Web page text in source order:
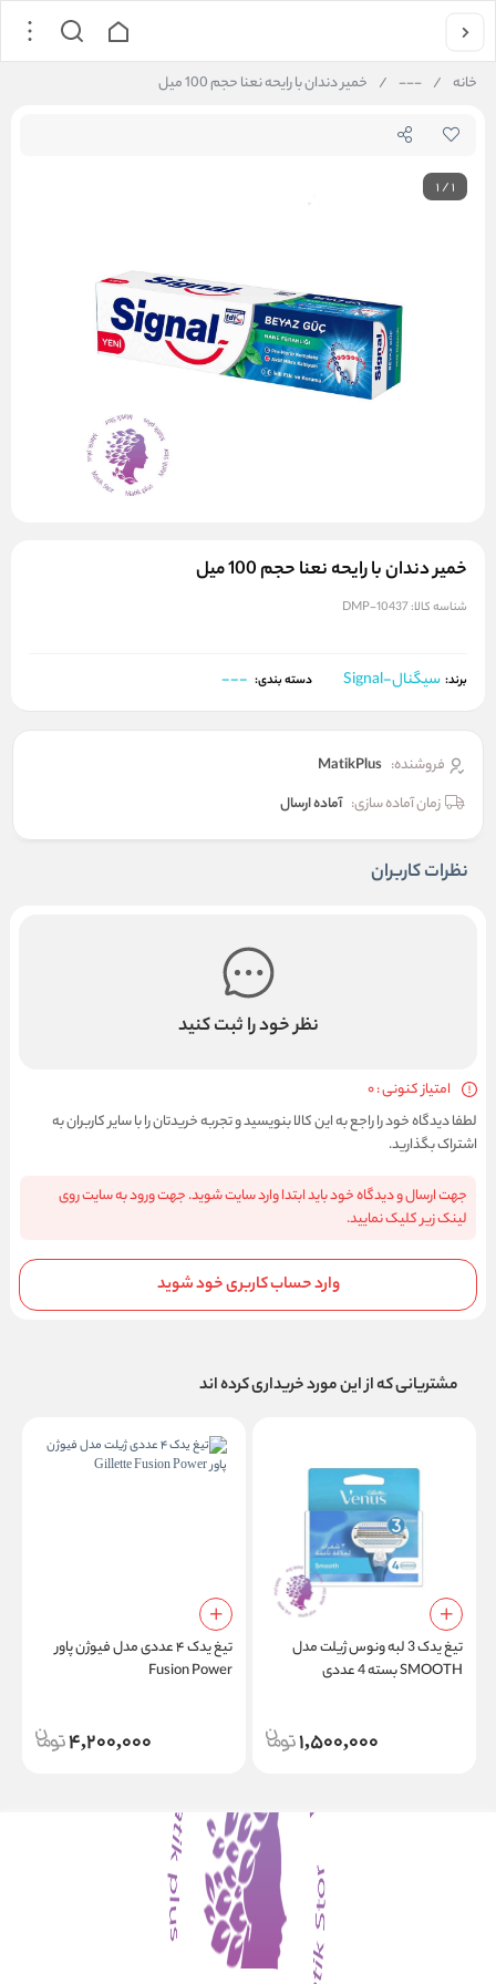
خانه /
---
/ خمیر دندان با رایحه نعنا حجم 100 میل
1/1
خمیر دندان با رایحه نعنا حجم 100 میل
شناسه کالا: DMP-10437
برند: سیگنال-Signal دسته بندی: ---
فروشنده: MatikPlus
زمان آماده سازی: آماده ارسال
نظرات کاربران
نظر خود را ثبت کنید
امتیاز کنونی : 0
لطفا دیدگاه خود را راجع به این کالا بنویسید و تجربه خریدتان را با سایر کاربران به
اشتراک بگذارید.
جهت ارسال و دیدگاه خود باید ابتدا وارد سایت شوید. جهت ورود به سایت روی
لینک زیر کلیک نمایید.
وارد حساب کاربری خود شوید
مشتریانی که از این مورد خریداری کرده اند
تیغ یدک 3 لبه ونوس ژیلت مدل
SMOOTH بسته 4 عددی
1,500,000
تیغ یدک ۴ عددی مدل فیوژن پاور
Fusion Power
4,200,000